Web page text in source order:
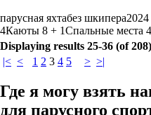
парусная яхтабез шкипера2024
4Каюты 8 + 1Спальные места 4
Displaying results 25-36 (of 208)
|< < 1 2 3 4 5 > >|
Где я могу взять
для парусного